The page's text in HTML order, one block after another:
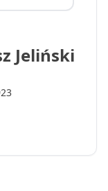
Jeliński